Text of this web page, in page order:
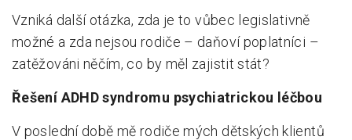
Vzniká další otázka, zda je to vůbec legislativně
možné a zda nejsou rodiče – daňoví poplatníci –
zatěžováni něčím, co by měl zajistit stát?
Řešení ADHD syndromu psychiatrickou léčbou
V poslední době mě rodiče mých dětských klientů